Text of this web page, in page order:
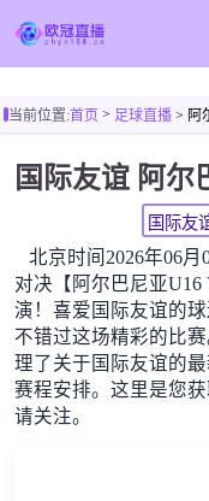
足球直播
欧冠视频
欧冠新闻
当前位置:首页> 足球直播> 阿
国际友
北京时间2026年06
对决【阿尔巴尼亚U16
演！喜爱国际友谊的
不错过这场精彩的比
理了关于国际友谊的
赛程安排。这里是您
请关注。